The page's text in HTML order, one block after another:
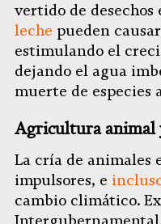
vertido de desechos
leche pueden
estimulando el
dejando el agua
muerte de especies
Agricultura animal
La cría de animales
impulsores, e
cambio climático.